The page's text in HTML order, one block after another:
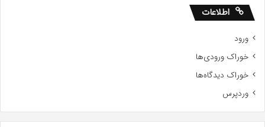
اطلاعات
ورود
خوراک ورودی‌ها
خوراک دیدگاه‌ها
وردپرس